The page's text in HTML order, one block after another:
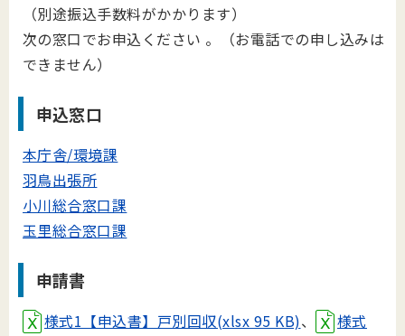
（別途振込手数料がかかります）
次の窓口でお申込ください 。（お電話での申し込みは
できません）
申込窓口
本庁舎/環境課
羽鳥出張所
小川総合窓口課
玉里総合窓口課
申請書
様式1【申込書】戸別回収(xlsx 95 KB)、 様式